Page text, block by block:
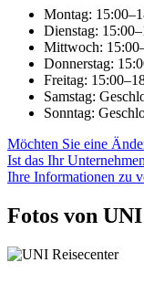
Montag:
Dienstag:
Mittwoch:
Donnerstag:
Freitag:
Samstag:
Sonntag:
Möchten Sie eine
Ist das Ihr
Ihre Informationen zu
Fotos von